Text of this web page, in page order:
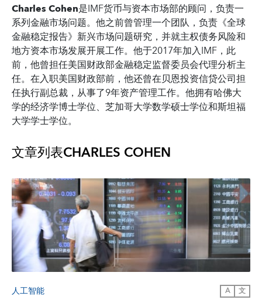
Charles Cohen是IMF货币与资本市场部的顾问，负责一
系列金融市场问题。他之前曾管理一个团队，负责《全球
金融稳定报告》新兴市场问题研究，并就主权债务风险和
地方资本市场发展开展工作。他于2017年加入IMF，此
前，他曾担任美国财政部金融稳定监督委员会代理分析主
任。在入职美国财政部前，他还曾在贝恩投资信贷公司担
任执行副总裁，从事了9年资产管理工作。他拥有哈佛大
学的经济学博士学位、芝加哥大学数学硕士学位和斯坦福
大学学士学位。
文章列表CHARLES COHEN
人工智能 A 文